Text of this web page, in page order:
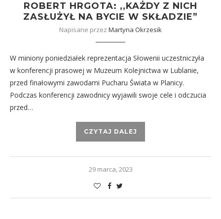
ROBERT HRGOTA: ,,KAŻDY Z NICH
ZASŁUŻYŁ NA BYCIE W SKŁADZIE”
Napisane przez Martyna Okrzesik
W miniony poniedziałek reprezentacja Słowenii uczestniczyła
w konferencji prasowej w Muzeum Kolejnictwa w Lublanie,
przed finałowymi zawodami Pucharu Świata w Planicy.
Podczas konferencji zawodnicy wyjawili swoje cele i odczucia
przed…
CZYTAJ DALEJ
29 marca, 2023